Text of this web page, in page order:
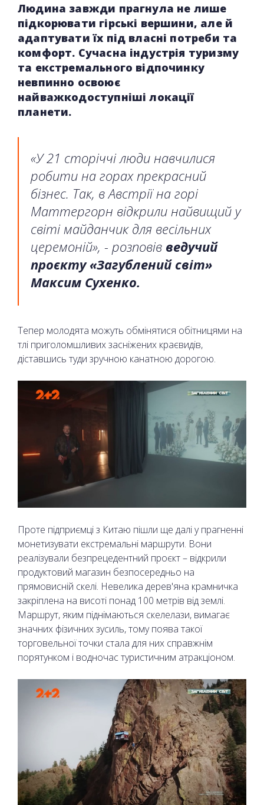
Людина завжди прагнула не лише
підкорювати гірські вершини, але й
адаптувати їх під власні потреби та
комфорт. Сучасна індустрія туризму
та екстремального відпочинку
невпинно освоює
найважкодоступніші локації
планети.
«У 21 сторіччі люди навчилися
робити на горах прекрасний
бізнес. Так, в Австрії на горі
Маттергорн відкрили найвищий у
світі майданчик для весільних
церемоній», - розповів ведучий
проєкту «Загублений світ»
Максим Сухенко.
Тепер молодята можуть обмінятися обітницями на
тлі приголомшливих засніжених краєвидів,
діставшись туди зручною канатною дорогою.
Проте підприємці з Китаю пішли ще далі у прагненні
монетизувати екстремальні маршрути. Вони
реалізували безпрецедентний проєкт – відкрили
продуктовий магазин безпосередньо на
прямовисній скелі. Невелика дерев'яна крамничка
закріплена на висоті понад 100 метрів від землі.
Маршрут, яким піднімаються скелелази, вимагає
значних фізичних зусиль, тому поява такої
торговельної точки стала для них справжнім
порятунком і водночас туристичним атракціоном.